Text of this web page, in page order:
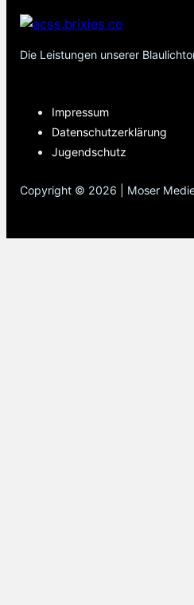
Die Leistungen unserer
Impressum
Datenschutzerklärung
Jugendschutz
Copyright © 2026 | Moser